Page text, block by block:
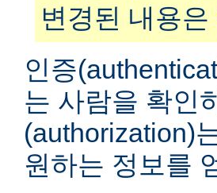
변경된 내용
인증
는 사람을 확인
(authorization)
원하는 정보를